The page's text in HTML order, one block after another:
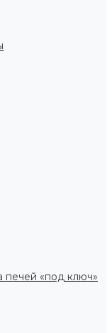
печей «под ключ»